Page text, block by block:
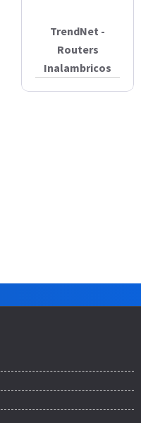
TrendNet -
Routers
Inalambricos